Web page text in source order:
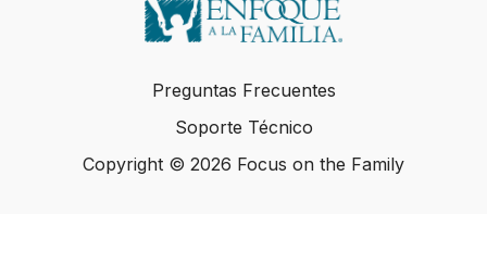
Preguntas Frecuentes
Soporte Técnico
Copyright © 2026 Focus on the Family